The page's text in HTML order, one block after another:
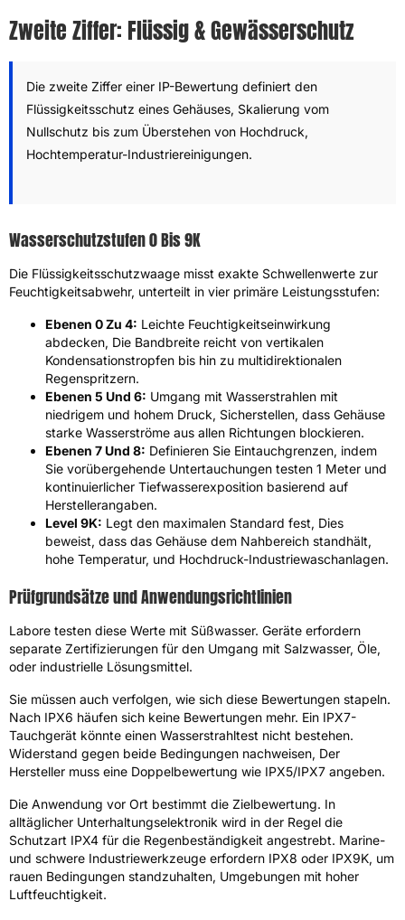
Zweite Ziffer: Flüssig & Gewässerschutz
Die zweite Ziffer einer IP-Bewertung definiert den
Flüssigkeitsschutz eines Gehäuses, Skalierung vom
Nullschutz bis zum Überstehen von Hochdruck,
Hochtemperatur-Industriereinigungen.
Wasserschutzstufen 0 Bis 9K
Die Flüssigkeitsschutzwaage misst exakte Schwellenwerte zur
Feuchtigkeitsabwehr, unterteilt in vier primäre Leistungsstufen:
Ebenen 0 Zu 4: Leichte Feuchtigkeitseinwirkung
abdecken, Die Bandbreite reicht von vertikalen
Kondensationstropfen bis hin zu multidirektionalen
Regenspritzern.
Ebenen 5 Und 6: Umgang mit Wasserstrahlen mit
niedrigem und hohem Druck, Sicherstellen, dass Gehäuse
starke Wasserströme aus allen Richtungen blockieren.
Ebenen 7 Und 8: Definieren Sie Eintauchgrenzen, indem
Sie vorübergehende Untertauchungen testen 1 Meter und
kontinuierlicher Tiefwasserexposition basierend auf
Herstellerangaben.
Level 9K: Legt den maximalen Standard fest, Dies
beweist, dass das Gehäuse dem Nahbereich standhält,
hohe Temperatur, und Hochdruck-Industriewaschanlagen.
Prüfgrundsätze und Anwendungsrichtlinien
Labore testen diese Werte mit Süßwasser. Geräte erfordern
separate Zertifizierungen für den Umgang mit Salzwasser, Öle,
oder industrielle Lösungsmittel.
Sie müssen auch verfolgen, wie sich diese Bewertungen stapeln.
Nach IPX6 häufen sich keine Bewertungen mehr. Ein IPX7-
Tauchgerät könnte einen Wasserstrahltest nicht bestehen.
Widerstand gegen beide Bedingungen nachweisen, Der
Hersteller muss eine Doppelbewertung wie IPX5/IPX7 angeben.
Die Anwendung vor Ort bestimmt die Zielbewertung. In
alltäglicher Unterhaltungselektronik wird in der Regel die
Schutzart IPX4 für die Regenbeständigkeit angestrebt. Marine-
und schwere Industriewerkzeuge erfordern IPX8 oder IPX9K, um
rauen Bedingungen standzuhalten, Umgebungen mit hoher
Luftfeuchtigkeit.